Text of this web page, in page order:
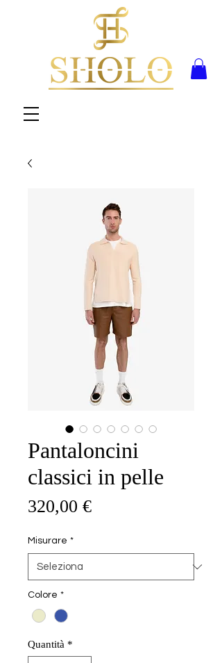
Pantaloncini
classici in pelle
320,00 €Prezzo
Misurare *
Colore *
Quantità *